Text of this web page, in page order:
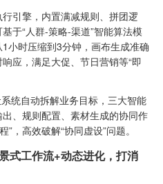
引擎，内置满减规则、拼团逻
于“人群-策略-渠道”智能算法模
小时压缩到3分钟，画布生成准确
应，满足大促、节日营销等“即
统自动拆解业务目标，三大智能
、规则配置、素材生成的协同作
，高效破解“协同虚设”问题。
式工作流+动态进化，打消